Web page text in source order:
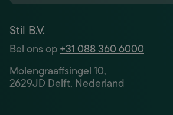
Stil B.V.
Bel ons op+31 088 360 6000
Molengraaffsingel 10,
2629JD Delft, Nederland